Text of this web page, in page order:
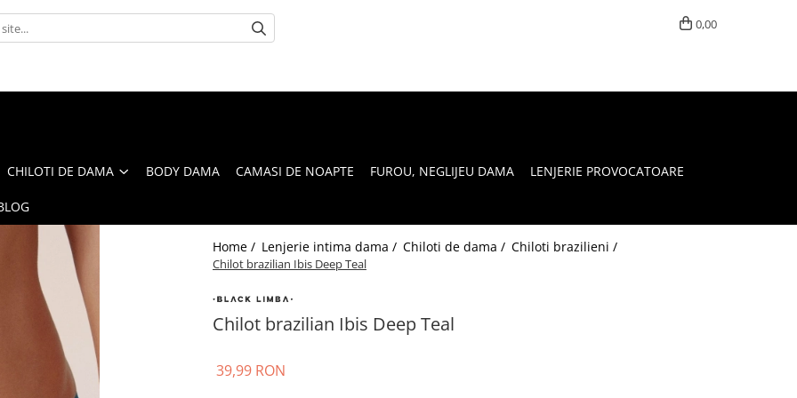
0,00
CHILOTI DE DAMA BODY DAMA CAMASI DE NOAPTE FUROU, NEGLIJEU DAMA LENJERIE PROVOCATOARE
Home / Lenjerie intima dama / Chiloti de dama / Chiloti brazilieni /
Chilot brazilian Ibis Deep Teal
Chilot brazilian Ibis Deep Teal
39,99 RON